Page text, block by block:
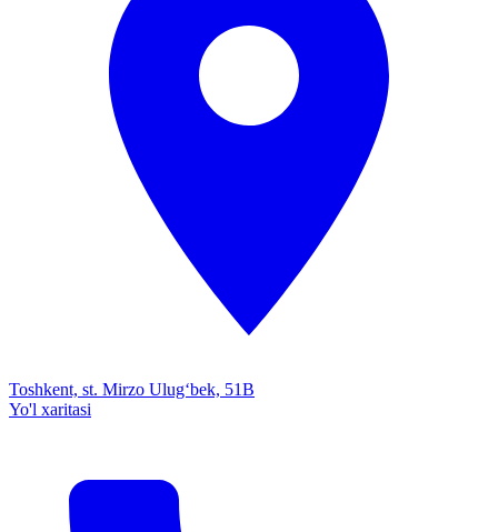
Toshkent, st. Mirzo Ulug‘bek, 51B
Yo'l xaritasi